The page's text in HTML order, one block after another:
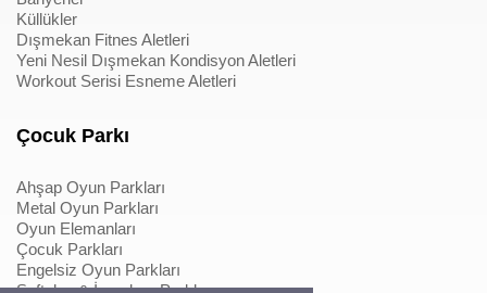
Küllükler
Dışmekan Fitnes Aletleri
Yeni Nesil Dışmekan Kondisyon Aletleri
Workout Serisi Esneme Aletleri
Çocuk Parkı
Ahşap Oyun Parkları
Metal Oyun Parkları
Oyun Elemanları
Çocuk Parkları
Engelsiz Oyun Parkları